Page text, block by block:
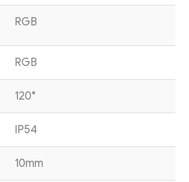
RGB
RGB
120°
IP54
10mm